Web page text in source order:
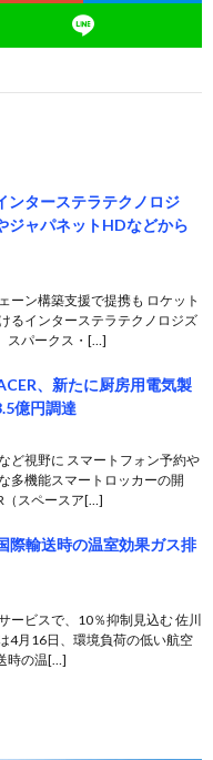
ンターステラテクノロジ
ジャパネットHDなどから
ーン構築支援で提携も ロケット
るインターステラテクノロジズ
スパークス・[…]
、新たに厨房用電気製
億円調達
ど視野に スマートフォン予約や
多機能スマートロッカーの開
（スペースア[…]
際輸送時の温室効果ガス排
ービスで、10％抑制見込む 佐川
4月16日、環境負荷の低い航空
時の温[…]